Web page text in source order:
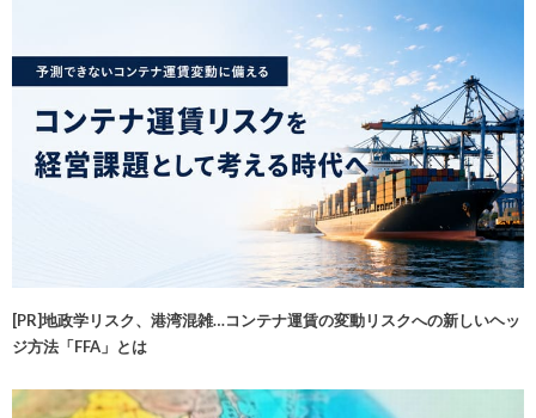
[PR]地政学リスク、港湾混雑…コンテナ運賃の変動リスクへの新しいヘッ
ジ方法「FFA」とは